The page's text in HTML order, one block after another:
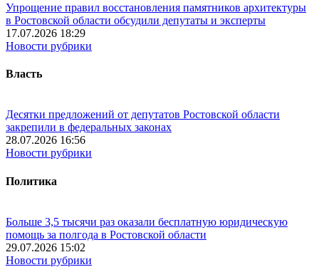
Упрощение правил восстановления памятников архитектуры
в Ростовской области обсудили депутаты и эксперты
17.07.2026 18:29
Новости рубрики
Власть
Десятки предложений от депутатов Ростовской области
закрепили в федеральных законах
28.07.2026 16:56
Новости рубрики
Политика
Больше 3,5 тысячи раз оказали бесплатную юридическую
помощь за полгода в Ростовской области
29.07.2026 15:02
Новости рубрики